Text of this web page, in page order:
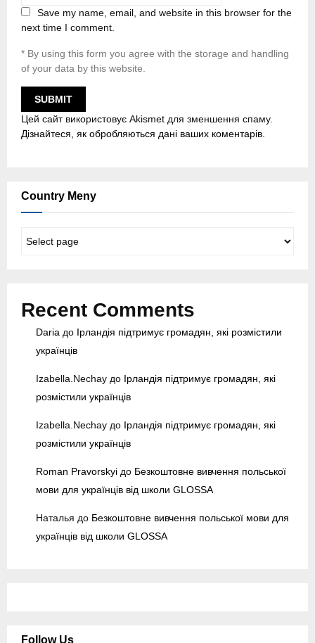
Save my name, email, and website in this browser for the
next time I comment.
* By using this form you agree with the storage and handling
of your data by this website.
Цей сайт використовує Akismet для зменшення спаму.
Дізнайтеся, як обробляються дані ваших коментарів.
Country Meny
Recent Comments
Daria до Ірландія підтримує громадян, які розмістили
українців
Izabella.Nechay до Ірландія підтримує громадян, які
розмістили українців
Izabella.Nechay до Ірландія підтримує громадян, які
розмістили українців
Roman Pravorskyi до Безкоштовне вивчення польської
мови для українців від школи GLOSSA
Наталья до Безкоштовне вивчення польської мови для
українців від школи GLOSSA
Follow Us